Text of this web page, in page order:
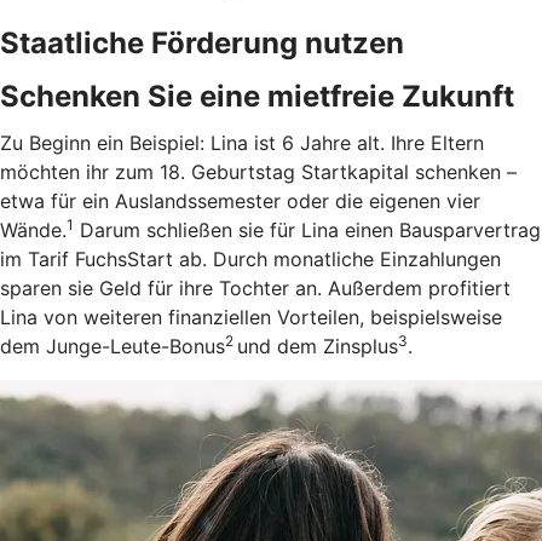
Staatliche Förderung nutzen
Schenken Sie eine mietfreie Zukunft
Zu Beginn ein Beispiel: Lina ist 6 Jahre alt. Ihre Eltern
möchten ihr zum 18. Geburtstag Startkapital schenken –
etwa für ein Auslandssemester oder die eigenen vier
Wände.1 Darum schließen sie für Lina einen Bausparvertrag
im Tarif FuchsStart ab. Durch monatliche Einzahlungen
sparen sie Geld für ihre Tochter an. Außerdem profitiert
Lina von weiteren finanziellen Vorteilen, beispielsweise
dem Junge-Leute-Bonus2 und dem Zinsplus3.